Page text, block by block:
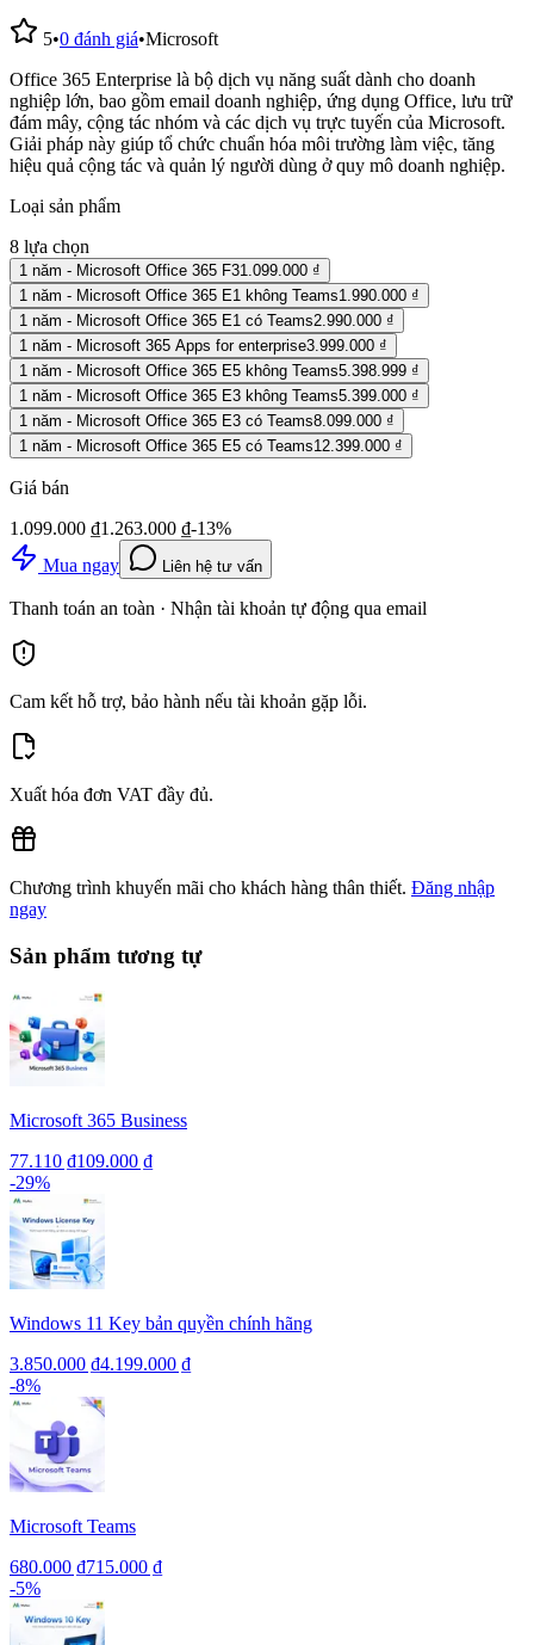
5•0 đánh giá•Microsoft
Office 365 Enterprise là bộ dịch vụ năng suất dành cho doanh
nghiệp lớn, bao gồm email doanh nghiệp, ứng dụng Office, lưu trữ
đám mây, cộng tác nhóm và các dịch vụ trực tuyến của Microsoft.
Giải pháp này giúp tổ chức chuẩn hóa môi trường làm việc, tăng
hiệu quả cộng tác và quản lý người dùng ở quy mô doanh nghiệp.
Loại sản phẩm
8 lựa chọn
1 năm - Microsoft Office 365 F31.099.000 ₫
1 năm - Microsoft Office 365 E1 không Teams1.990.000 ₫
1 năm - Microsoft Office 365 E1 có Teams2.990.000 ₫
1 năm - Microsoft 365 Apps for enterprise3.999.000 ₫
1 năm - Microsoft Office 365 E5 không Teams5.398.999 ₫
1 năm - Microsoft Office 365 E3 không Teams5.399.000 ₫
1 năm - Microsoft Office 365 E3 có Teams8.099.000 ₫
1 năm - Microsoft Office 365 E5 có Teams12.399.000 ₫
Giá bán
1.099.000 ₫1.263.000 ₫-13%
Mua ngay
Liên hệ tư vấn
Thanh toán an toàn · Nhận tài khoản tự động qua email
Cam kết hỗ trợ, bảo hành nếu tài khoản gặp lỗi.
Xuất hóa đơn VAT đầy đủ.
Chương trình khuyến mãi cho khách hàng thân thiết. Đăng nhập
ngay
Sản phẩm tương tự
Microsoft 365 Business
77.110 ₫109.000 ₫
-29%
Windows 11 Key bản quyền chính hãng
3.850.000 ₫4.199.000 ₫
-8%
Microsoft Teams
680.000 ₫715.000 ₫
-5%